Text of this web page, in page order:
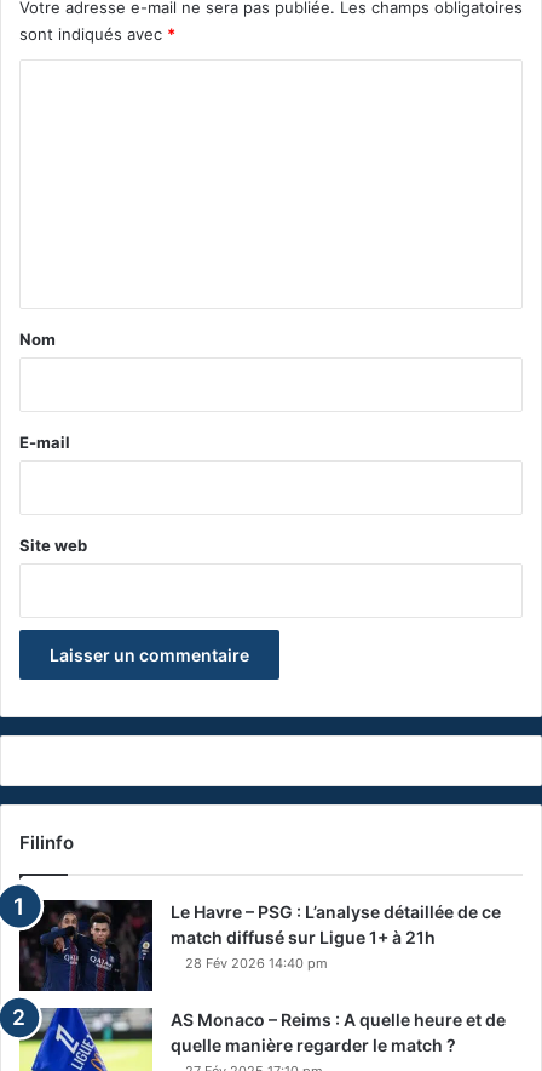
Votre adresse e-mail ne sera pas publiée. Les champs obligatoires
sont indiqués avec *
a
e
Nom
E-mail
Site web
Filinfo
Le Havre – PSG : L’analyse détaillée de ce
match diffusé sur Ligue 1+ à 21h
28 Fév 2026 14:40 pm
AS Monaco – Reims : A quelle heure et de
quelle manière regarder le match ?